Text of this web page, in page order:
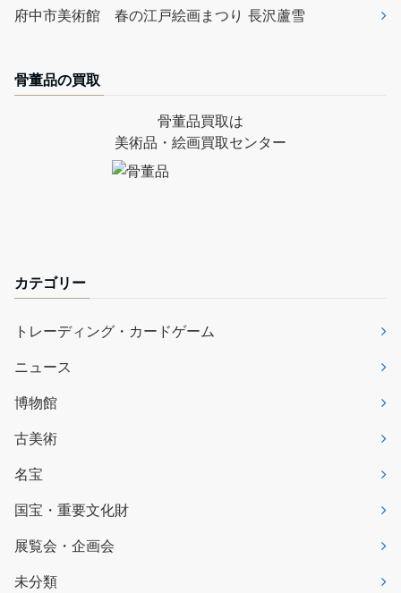
府中市美術館 春の江戸絵画まつり 長沢蘆雪
骨董品の買取
骨董品買取は
美術品・絵画買取センター
カテゴリー
トレーディング・カードゲーム
ニュース
博物館
古美術
名宝
国宝・重要文化財
展覧会・企画会
未分類